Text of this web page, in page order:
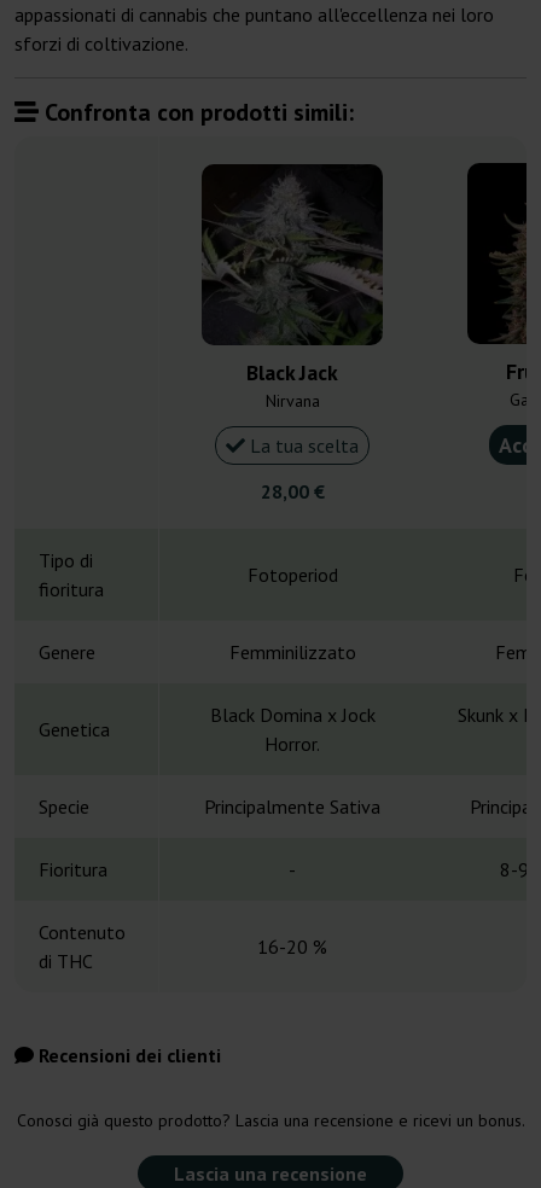
appassionati di cannabis che puntano all'eccellenza nei loro
sforzi di coltivazione.
Confronta con prodotti simili:
Black Jack
Nirvana
La tua scelta
28,00 €
Tipo di
fioritura
Fotoperiod
Genere Femminilizzato
Genetica
Black Domina x Jock
Horror.
Skunk x
Specie Principalmente Sativa
Fioritura - 8-9
Contenuto
di THC
16-20 %
Recensioni dei clienti
Conosci già questo prodotto? Lascia una recensione e ricevi un bonus.
Lascia una recensione